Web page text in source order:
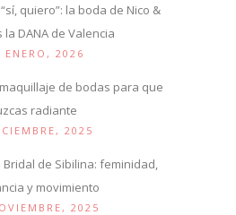
quiero”: la boda de Nico &
la DANA de Valencia
ENERO, 2026
de bodas para que
radiante
2025
Bridal de Sibilina: feminidad,
y movimiento
2025